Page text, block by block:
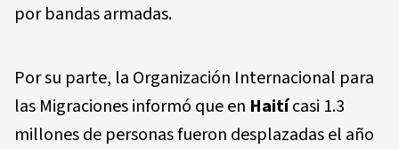
por bandas armadas.
Por su parte, la Organización Internacional para
las Migraciones informó que en Haitícasi 1.3
millones de personas fueron desplazadas el año